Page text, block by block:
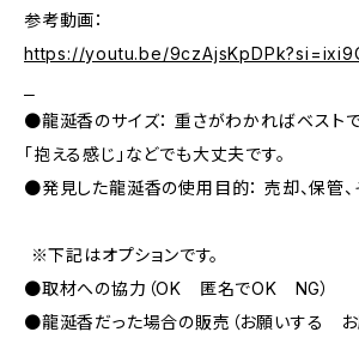
参考動画：
https://youtu.be/
●龍涎香のサイズ： 重さがわかればベストで
「抱える感じ」などでも大丈夫です。
●発見した龍涎香の使用目的： 売却、
⸻ ※下記はオプションです。
●取材への協力（OK 匿名でOK NG）
●龍涎香だった場合の販売（お願いする お